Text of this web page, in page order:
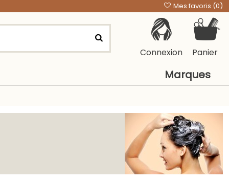
Mes favoris (0)
Connexion Panier
Marques